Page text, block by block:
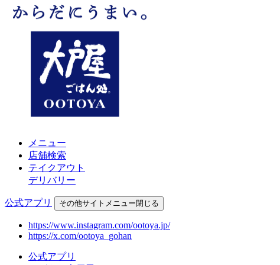
メニュー
店舗検索
テイクアウト
デリバリー
公式アプリ その他サイトメニュー閉じる
https://www.instagram.com/ootoya.jp/
https://x.com/ootoya_gohan
公式アプリ